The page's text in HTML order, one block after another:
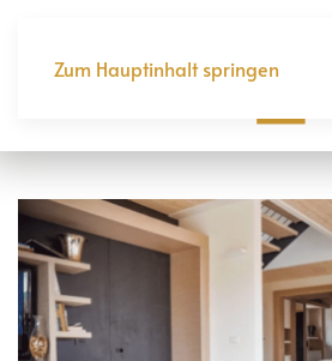
Zum Hauptinhalt springen